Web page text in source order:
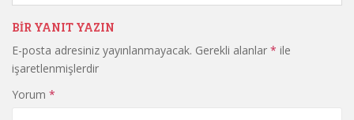
BIR YANIT YAZIN
E-posta adresiniz yayınlanmayacak. Gerekli alanlar * ile
işaretlenmişlerdir
Yorum *